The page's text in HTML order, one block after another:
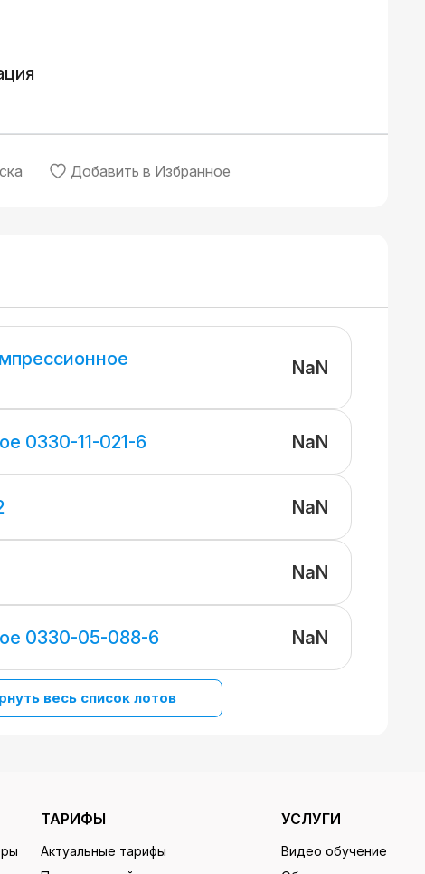
Добавить в Избранное
NaN
0330-11-021-6 NaN
NaN
NaN
0330-05-088-6 NaN
весь список лотов
ТАРИФЫ
Актуальные тарифы
УСЛУГИ
Видео обучение